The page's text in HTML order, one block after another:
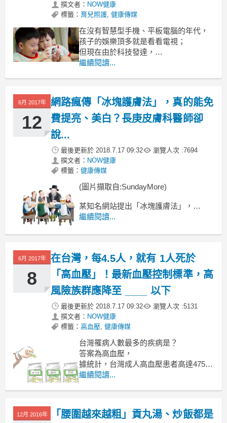
撰文者： NOW健康
標籤： 育兒照護, 健康傳媒
在沒有智慧型手機、平板電腦的年代，
孩子的娛樂頂多就是看看電視；
但現在由於科技發達，
每個家庭，甚至每個人，
繼續閱讀...
6月 2017年
12
網路瘋傳「冰塊護膚法」，真的能免
費提亮、美白？長庚皮膚科醫師卻
說...
最後更新於 2018.7.17 09:32 瀏覽人次 :7694
撰文者： NOW健康
標籤： 健康傳媒
(圖片擷取自:SundayMore)
某知名網站提出「冰塊護膚法」，
號稱只要用冰塊就能收緊粗大毛孔與撫
還能瞬間提亮、美白，改善青春痘以及
林口長庚皮膚科主治醫師黃毓惠表示
繼續閱讀...
6月 2017年
8
在台灣，每4.5人，就有 1人死於
「高血壓」！最新血壓控制標準，高
風險族群應降至 ____ 以下
最後更新於 2018.7.17 09:32 瀏覽人次 :5131
撰文者： NOW健康
標籤： 高血壓, 健康傳媒
台灣罹病人數最多的疾病是？
答案為高血壓，
據統計，台灣成人高血壓患者高達475萬
人，
為了嚴格控制血壓，中華民國心臟學會
與台灣高血壓學會訂定「2017血壓控制
繼續閱讀...
12月 2016年
「腰圍越來越粗」貢丸湯、炒飯都是